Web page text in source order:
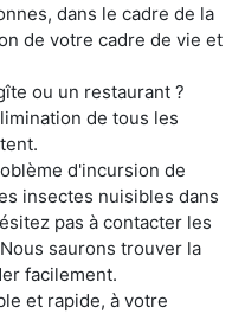
dans le cadre de la
de votre cadre de vie et
ou un restaurant ?
de tous les
d'incursion de
insectes nuisibles dans
pas à contacter les
saurons trouver la
facilement.
et rapide, à votre